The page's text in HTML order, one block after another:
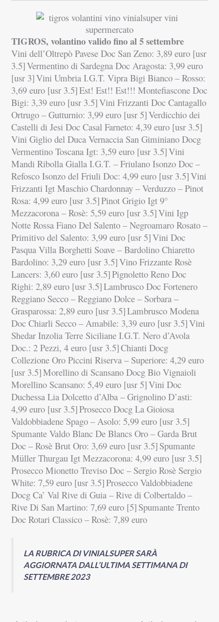
TIGROS, volantino valido fino al 5 settembre
Vini dell’Oltrepò Pavese Doc San Zeno: 3,89 euro [usr
3.5]Vermentino di Sardegna Doc Aragosta: 3,99 euro
[usr 3]Vini Umbria I.G.T. Vipra Bigi Bianco – Rosso:
3,69 euro [usr 3.5]Est! Est!! Est!!! Montefiascone Doc
Bigi: 3,39 euro [usr 3.5]Vini Frizzanti Doc Cantagallo
Ortrugo – Gutturnio: 3,99 euro [usr 5]Verdicchio dei
Castelli di Jesi Doc Casal Farneto: 4,39 euro [usr 3.5]
Vini Giglio del Duca Vernaccia San Giminiano Docg
Vermentino Toscana Igt: 3,59 euro [usr 3.5]Vini
Mandi Ribolla Gialla I.G.T. – Friulano Isonzo Doc –
Refosco Isonzo del Friuli Doc: 4,99 euro [usr 3.5]Vini
Frizzanti Igt Maschio Chardonnay – Verduzzo – Pinot
Rosa: 4,99 euro [usr 3.5]Pinot Grigio Igt 9°
Mezzacorona – Rosè: 5,59 euro [usr 3.5]Vini Igp
Notte Rossa Fiano Del Salento – Negroamaro Rosato –
Primitivo del Salento: 3,99 euro [usr 5]Vini Doc
Pasqua Villa Borghetti Soave – Bardolino Chiaretto
Bardolino: 3,29 euro [usr 3.5]Vino Frizzante Rosè
Lancers: 3,60 euro [usr 3.5]Pignoletto Reno Doc
Righi: 2,89 euro [usr 3.5]Lambrusco Doc Fortenero
Reggiano Secco – Reggiano Dolce – Sorbara –
Grasparossa: 2,89 euro [usr 3.5]Lambrusco Modena
Doc Chiarli Secco – Amabile: 3,39 euro [usr 3.5]Vini
Shedar Inzolia Terre Siciliane I.G.T. Nero d’Avola
Doc.: 2 Pezzi, 4 euro [usr 3.5]Chianti Docg
Collezione Oro Piccini Riserva – Superiore: 4,29 euro
[usr 3.5]Morellino di Scansano Docg Bio Vignaioli
Morellino Scansano: 5,49 euro [usr 5]Vini Doc
Duchessa Lia Dolcetto d’Alba – Grignolino D’asti:
4,99 euro [usr 3.5]Prosecco Docg La Gioiosa
Valdobbiadene Spago – Asolo: 5,99 euro [usr 3.5]
Spumante Valdo Blanc De Blancs Oro – Garda Brut
Doc – Rosè Brut Oro: 3,69 euro [usr 3.5] Spumante
Müller Thurgau Igt Mezzacorona: 4,99 euro [usr 3.5]
Prosecco Mionetto Treviso Doc – Sergio Rosè Sergio
White: 7,59 euro [usr 3.5]Prosecco Valdobbiadene
Docg Ca’ Val Rive di Guia – Rive di Colbertaldo –
Rive Di San Martino: 7,69 euro [5] Spumante Trento
Doc Rotari Classico – Rosè: 7,89 euro
LA RUBRICA DI VINIALSUPER SARÀ
AGGIORNATA DALL’ULTIMA SETTIMANA DI
SETTEMBRE 2023